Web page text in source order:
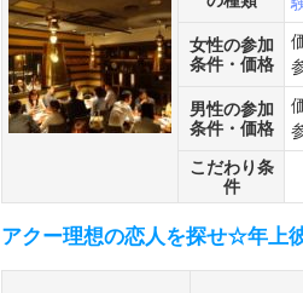
女性の参加
条件・価格
男性の参加
条件・価格
こだわり条
件
アクー理想の恋人を探せ☆年上